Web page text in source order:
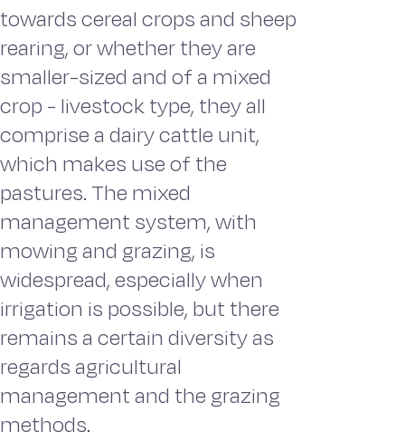
towards cereal crops and sheep
rearing, or whether they are
smaller-sized and of a mixed
crop - livestock type, they all
comprise a dairy cattle unit,
which makes use of the
pastures. The mixed
management system, with
mowing and grazing, is
widespread, especially when
irrigation is possible, but there
remains a certain diversity as
regards agricultural
management and the grazing
methods.